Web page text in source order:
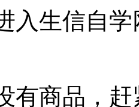
入生信自学
有商品，